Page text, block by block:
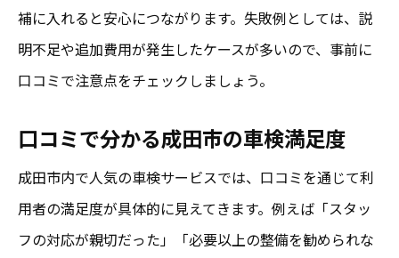
安心して任せられる車検店の口コミ傾向
車検選びは口コミ満足度がカギとなる
安心を重視するなら成田の車検口コミ活用術
法
口コミで安心できる車検サービスを探そう
成田市の車検口コミを徹底的に比較しよう
補に入れると安心につながります。失敗例としては、説
明不足や追加費用が発生したケースが多いので、事前に
口コミで注意点をチェックしましょう。
口コミで分かる成田市の車検満足度
成田市内で人気の車検サービスでは、口コミを通じて利
用者の満足度が具体的に見えてきます。例えば「スタッ
フの対応が親切だった」「必要以上の整備を勧められな